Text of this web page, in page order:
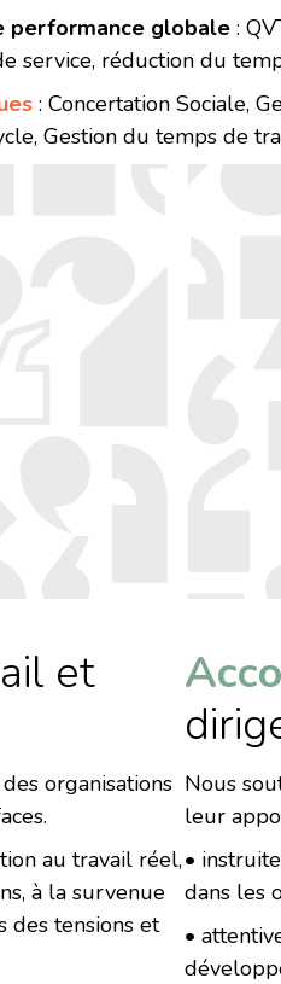
performance globale :
service, réduction du
: Concertation Sociale,
Gestion du temps de
et
organisations
au travail réel,
à la survenue
des tensions et
Nous
leur
•
dans les
•